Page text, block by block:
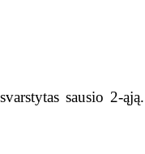
sausio 2-ąją.